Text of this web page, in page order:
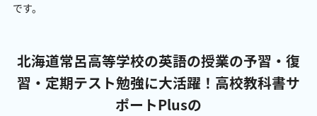
です。
北海道常呂高等学校の英語の授業の予習・復
習・定期テスト勉強に大活躍！ 高校教科書サ
ポートPlusの